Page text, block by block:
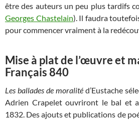
être des auteurs un peu plus tardifs
Georges Chastelain). Il faudra
pour commencer vraiment à la
Mise à plat de l’œuvre et
Français 840
Les ballades de moralité d’Eustache
Adrien Crapelet ouvriront le bal et
1832. Des ajouts et publications de